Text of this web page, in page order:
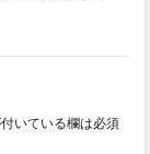
いている欄は必須